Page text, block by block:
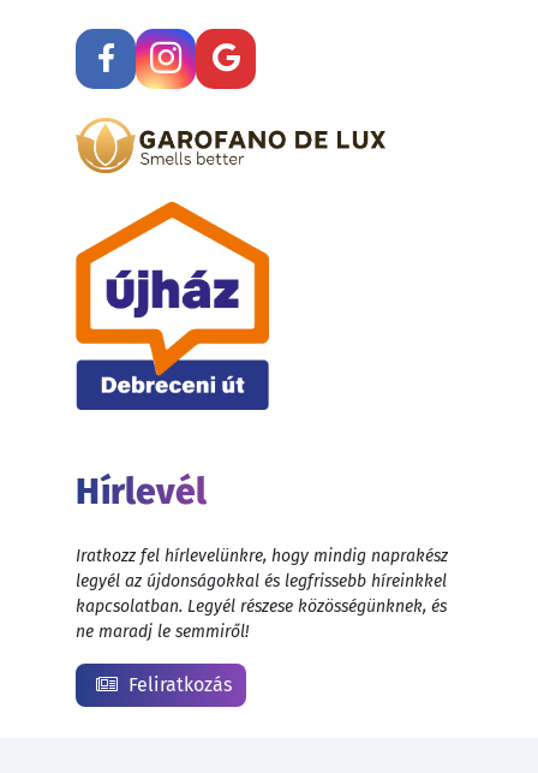
Hírlevél
Iratkozz fel hírlevelünkre, hogy mindig naprakész
legyél az újdonságokkal és legfrissebb híreinkkel
kapcsolatban. Legyél részese közösségünknek, és
ne maradj le semmiről!
Feliratkozás